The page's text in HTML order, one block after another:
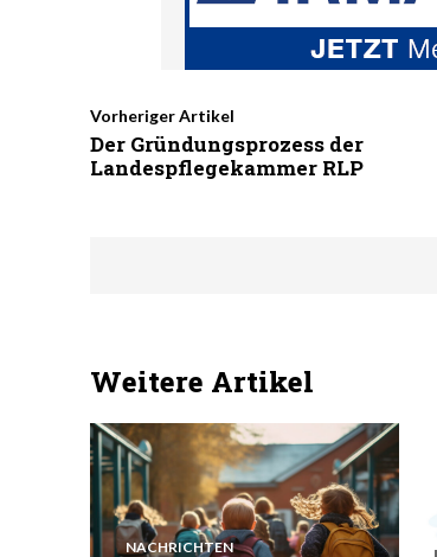
Vorheriger Artikel
Der Gründungsprozess der
Landespflegekammer RLP
Weitere Artikel
NACHRICHTEN